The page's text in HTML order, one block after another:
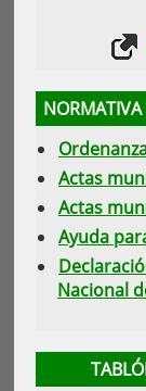
NORMATIVA
Actas
Actas
Ayuda
Nacional